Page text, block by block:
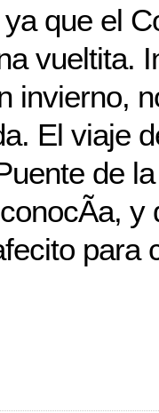
que el
vueltita.
invierno,
El viaje
de
y
para